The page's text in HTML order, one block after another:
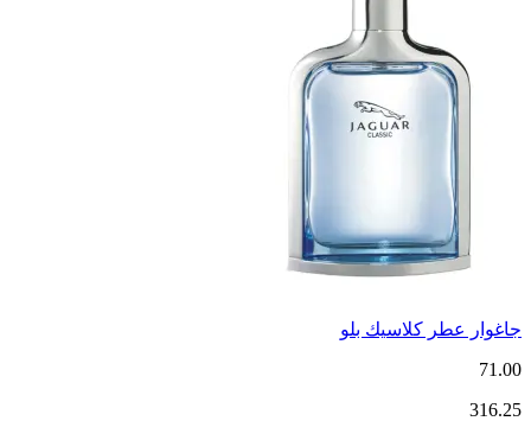
جاغوار عطر كلاسيك بلو
71.00
316.25